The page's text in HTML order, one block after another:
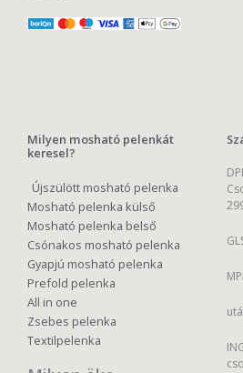
Milyen mosható pelenkát
keresel?
Újszülött mosható pelenka
Mosható pelenka külső
Mosható pelenka belső
Csónakos mosható pelenka
Gyapjú mosható pelenka
Prefold pelenka
All in one
Zsebes pelenka
Textilpelenka